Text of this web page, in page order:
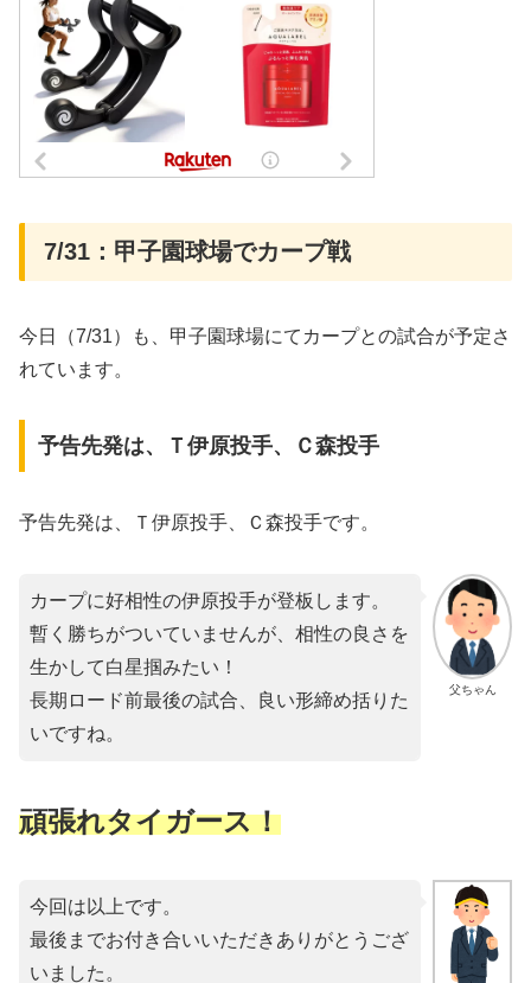
7/31：甲子園球場でカープ戦
今日（7/31）も、甲子園球場にてカープとの試合が予定さ
れています。
予告先発は、Ｔ伊原投手、Ｃ森投手
予告先発は、Ｔ伊原投手、Ｃ森投手です。
父ちゃん
カープに好相性の伊原投手が登板します。
暫く勝ちがついていませんが、相性の良さを
生かして白星掴みたい！
長期ロード前最後の試合、良い形締め括りた
いですね。
頑張れタイガース！
今回は以上です。
最後までお付き合いいただきありがとうござ
いました。